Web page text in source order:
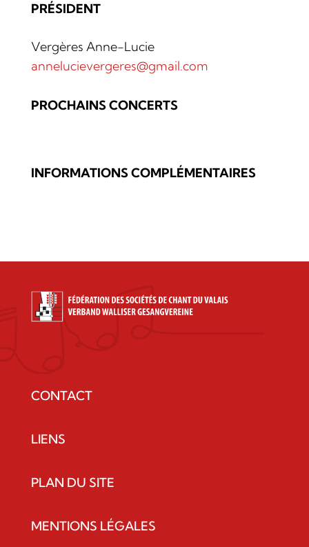
PRÉSIDENT
Vergères Anne-Lucie
annelucievergeres@gmail.com
PROCHAINS CONCERTS
INFORMATIONS COMPLÉMENTAIRES
CONTACT
LIENS
PLAN DU SITE
MENTIONS LÉGALES